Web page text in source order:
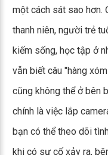
một cách sát sao hơn.
thanh niên, người trẻ
kiếm sống, học tập ở
vẫn biết câu "hàng
cũng không thể ở bên
chính là việc lắp
bạn có thể theo dõi
khi có sự cố xảy ra,